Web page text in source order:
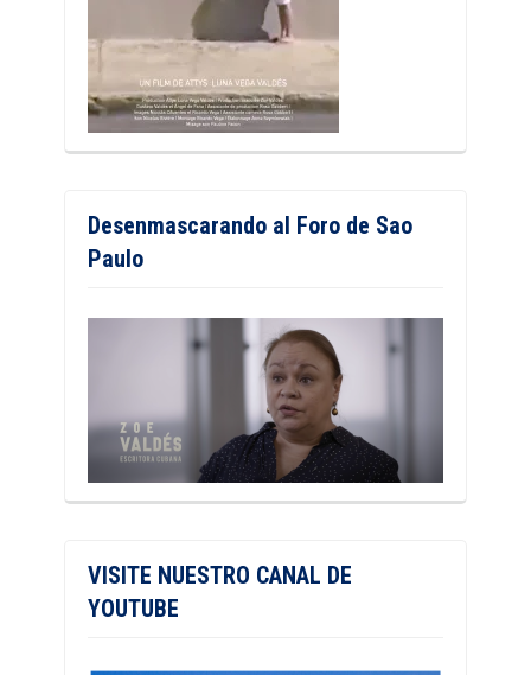
Desenmascarando al Foro de Sao
Paulo
VISITE NUESTRO CANAL DE
YOUTUBE